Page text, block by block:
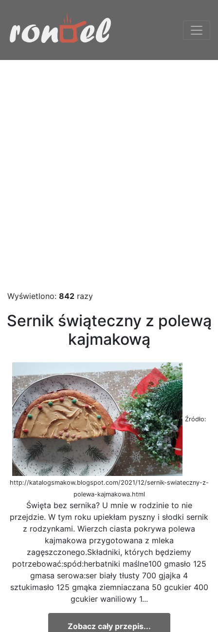
Wyświetlono: 842 razy
Sernik świąteczny z polewą
kajmakową
Źródło:
http://katalogsmakow.blogspot.com/2021/12/sernik-swiateczny-z-
polewa-kajmakowa.html
Święta bez sernika? U mnie w rodzinie to nie
przejdzie. W tym roku upiekłam pyszny i słodki sernik
z rodzynkami. Wierzch ciasta pokrywa polewa
kajmakowa przygotowana z mleka
zagęszczonego.Składniki, których będziemy
potrzebować:spód:herbatniki maślne100 gmasło 125
gmasa serowa:ser biały tłusty 700 gjajka 4
sztukimasło 125 gmąka ziemniaczana 50 gcukier 400
gcukier waniliowy 1...
Zobacz cały przepis...